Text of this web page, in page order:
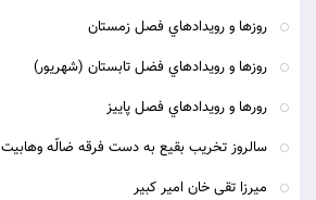
روزها و رويدادهاي فصل زمستان
روزها و رويدادهاي فضل تابستان (شهريور)
رورها و رويدادهاي فصل پاييز
سالروز تخریب بقیع به دست فرقه ضالّه وهابیت
ميرزا تقى خان امير كبير